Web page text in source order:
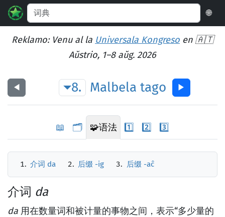
🌐
Reklamo: Venu al la Universala Kongreso en 🇦🇹
Aŭstrio, 1–8 aŭg. 2026
◀︎ 8. Malbela tago ▶︎
📖 🗂️ 🧩语法 1️⃣ 2️⃣ 3️⃣
介词 da 后缀 -ig 后缀 -aĉ
介词 da
da 用在数量词和被计量的事物之间，表示“多少量的